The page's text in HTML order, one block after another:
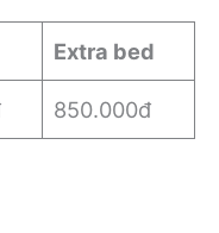
Extra bed
850.000đ